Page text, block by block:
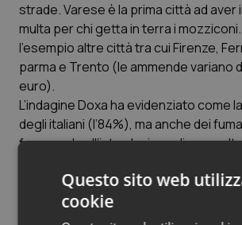
Tumore al seno
Tumore ovarico
Tumori del Polmone & Testa
Tumori gastrointestinali
Ulcera & Reflusso
Vaccini
strade. Varese è la prima città ad
multa per chi getta in terra i
l’esempio altre città tra cui Firenze,
parma e Trento (le ammende variano
euro).
L’indagine Doxa ha evidenziato come
degli italiani (l’84%), ma anche dei
favorevole all’introduzione di una
Il 58,6% degli italiani che non fumano
estendere il divieto di fumare in parchi
pubblici, il 63,4% negli stadi, il 73,6%
Questo sito web
cookie